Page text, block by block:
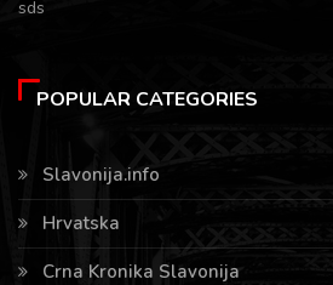
sds
POPULAR CATEGORIES
Slavonija.info
Hrvatska
Crna Kronika Slavonija